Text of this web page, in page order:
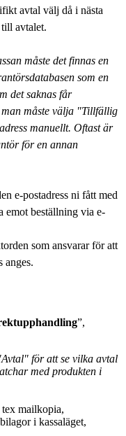
avtal välj då i nästa
avtalet.
måste det finnas en
som en
det saknas får
man måste välja "Tillfällig
manuellt. Oftast är
för en annan
e-postadress ni fått med
emot beställning via e-
som ansvarar för att
anges.
”,
för att se vilka avtal
med produkten i
mailkopia,
i kassaläget,